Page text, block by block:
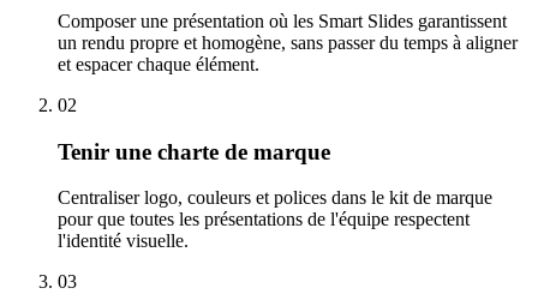
Composer une présentation où les Smart Slides garantissent
un rendu propre et homogène, sans passer du temps à aligner
et espacer chaque élément.
02
Tenir une charte de marque
Centraliser logo, couleurs et polices dans le kit de marque
pour que toutes les présentations de l'équipe respectent
l'identité visuelle.
03